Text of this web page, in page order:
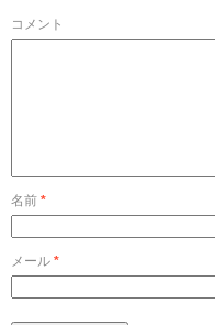
コメント
名前 *
メール *